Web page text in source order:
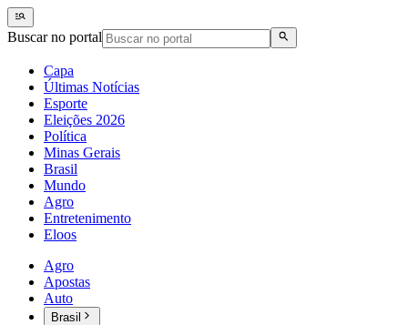
Buscar no portal
Capa
Últimas Notícias
Esporte
Eleições 2026
Política
Minas Gerais
Brasil
Mundo
Agro
Entretenimento
Eloos
Agro
Apostas
Auto
Brasil